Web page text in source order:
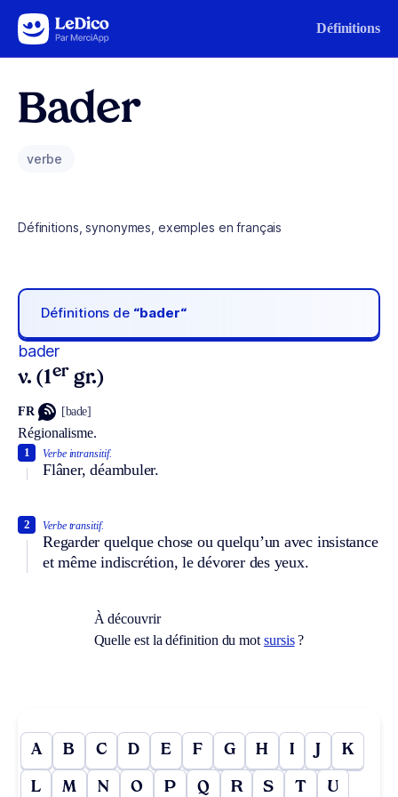
Aller au contenu Définitions
Bader
verbe
Définitions, synonymes, exemples en français
Définitions de “bader“
bader
v. (1er gr.)
FR [bade]
Régionalisme.
Verbe intransitif.
Flâner, déambuler.
1
Verbe transitif.
Regarder quelque chose ou quelqu’un avec insistance
et même indiscrétion, le dévorer des yeux.
2
À découvrir
Quelle est la définition du motsursis?
A B C D E F G H I J K
L M N O P Q R S T U